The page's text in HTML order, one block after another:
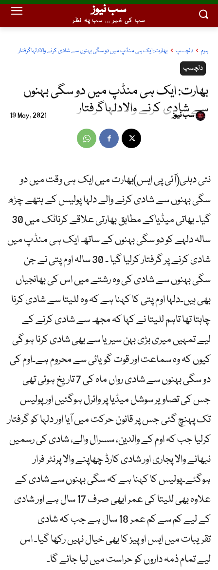
سب نیوز
سب کی خبر ... سب پہ نظر
ہوم دلچسپ بھارت: ایک ہی منڈپ میں دو سگی بہنوں سے شادی کرنے والادلہاگرفتار
دلچسپ
بھارت: ایک ہی منڈپ میں دو سگی بہنوں
سے شادی کرنے والادلہاگرفتار
19 May, 2021 سب نیوز
نئی دہلی(آئی پی ایس)بھارت میں ایک ہی وقت میں دو
سگی بہنوں سے شادی کرنے والے دلہا پولیس کے ہتھے چڑھ
گیا۔ بھاتی میڈیاکے مطابق بھارتی علاقے کرناٹک میں 30
سالہ دلہے کو دو سگی بہنوں کے ساتھ ایک ہی منڈپ میں
شادی کرنے پر گرفتار کرلیا گیا ۔ 30 سالہ اوم پتی نے جن
سگی بہنوں سے شادی کی وہ رشتے میں اس کی بھانجیاں
بھی ہیں۔دلہا اوم پتی کا کہنا ہے کہ وہ للیتا سے شادی کرنا
چاہتا تھا تاہم للیتا نے کہا کہ مجھ سے شادی کرنے کے
لیے تمہیں میری بڑی بہن سیریا سے بھی شادی کرنا ہو گی
کیوں کہ وہ سماعت اور قوت گویائی سے محروم ہے۔اوم کی
دو سگی بہنوں سے شادی رواں ماہ کی 7 تاریخ ہوئی تھی
جس کی تصاویر سوشل میڈیا پر وائرل ہوگئیں اور پولیس
تک پہنچ گئی جس پر قانون حرکت میں آیا اور دلہا کو گرفتار
کرلیا جب کہ اوم کے والدین، سسرال والے، شادی کی رسمیں
نبھانے والا پجاری اور شادی کارڈ چھاپنے والا پرنٹر فرار
ہوگئے۔پولیس کا کہنا ہے کہ سگی بہنوں سے شادی کے
علاوہ بھی للیتا کی عمر ابھی صرف 17 سال ہے اور شادی
کے لیے کم سے کم عمر 18 سال ہے جب کہ شادی
تقریبات میں ایس او پیز کا بھی خیال نہیں رکھا گیا۔ اس
لیے تمام ذمہ داروں کو حراست میں لیا جائے گا۔